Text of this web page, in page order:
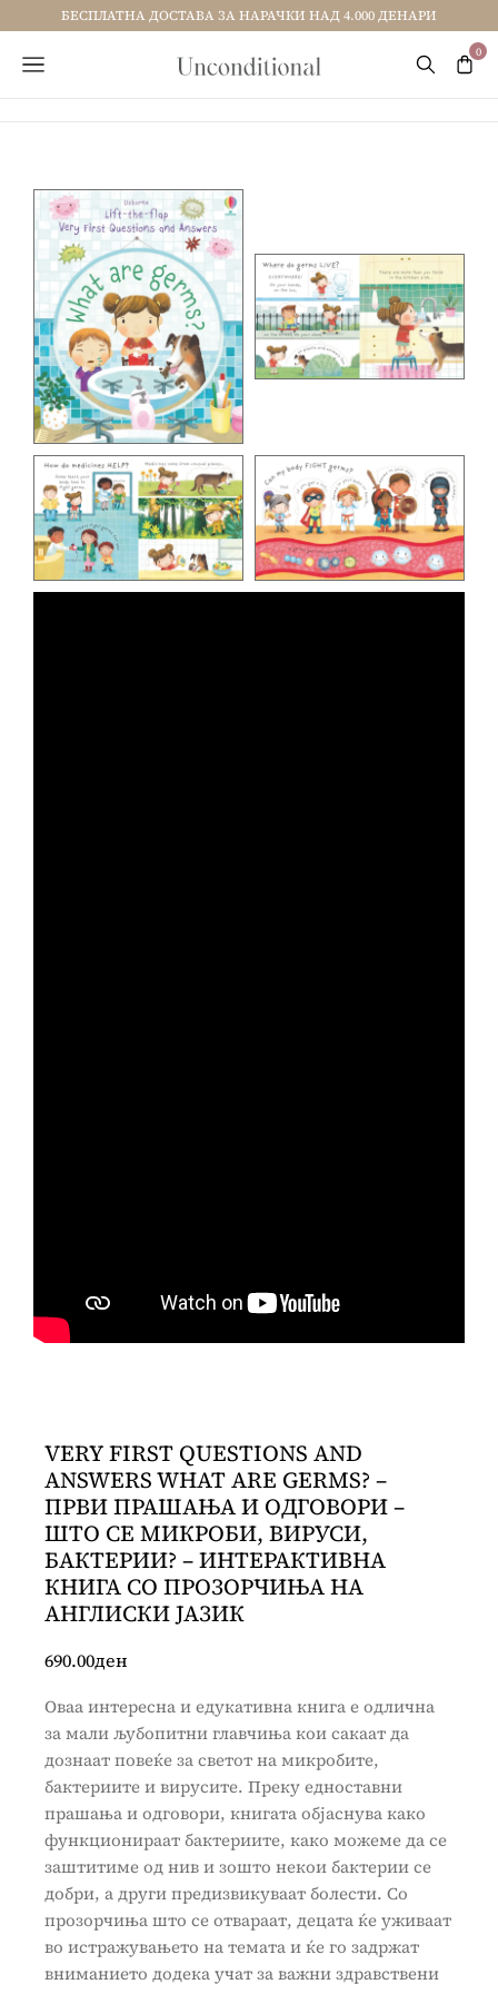
БЕСПЛАТНА ДОСТАВА ЗА НАРАЧКИ НАД 4.000 ДЕНАРИ
VERY FIRST QUESTIONS AND
ANSWERS WHAT ARE GERMS? –
ПРВИ ПРАШАЊА И ОДГОВОРИ –
ШТО СЕ МИКРОБИ, ВИРУСИ,
БАКТЕРИИ? – ИНТЕРАКТИВНА
КНИГА СО ПРОЗОРЧИЊА НА
АНГЛИСКИ ЈАЗИК
690.00ден
Оваа интересна и едукативна книга е одлична
за мали љубопитни главчиња кои сакаат да
дознаат повеќе за светот на микробите,
бактериите и вирусите. Преку едноставни
прашања и одговори, книгата објаснува како
функционираат бактериите, како можеме да се
заштитиме од нив и зошто некои бактерии се
добри, а други предизвикуваат болести. Со
прозорчиња што се отвараат, децата ќе уживаат
во истражувањето на темата и ќе го задржат
вниманието додека учат за важни здравствени